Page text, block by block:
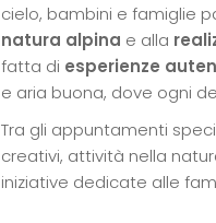
cielo, bambini e famiglie
natura alpina e alla
fatta di esperienze
e aria buona, dove ogni
Tra gli appuntamenti
creativi, attività nella
iniziative dedicate alle